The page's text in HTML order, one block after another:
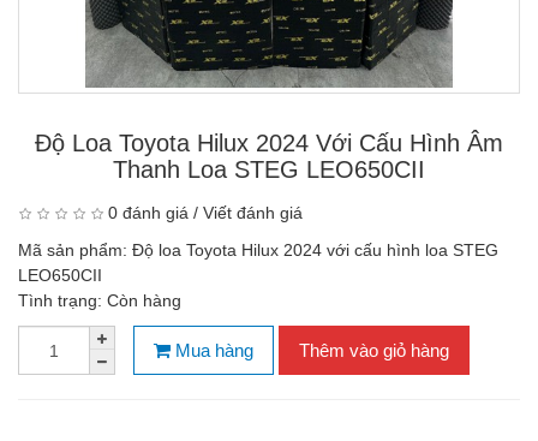
Độ Loa Toyota Hilux 2024 Với Cấu Hình Âm
Thanh Loa STEG LEO650CII
0 đánh giá / Viết đánh giá
Mã sản phẩm: Độ loa Toyota Hilux 2024 với cấu hình loa STEG
LEO650CII
Tình trạng: Còn hàng
Mua hàng Thêm vào giỏ hàng